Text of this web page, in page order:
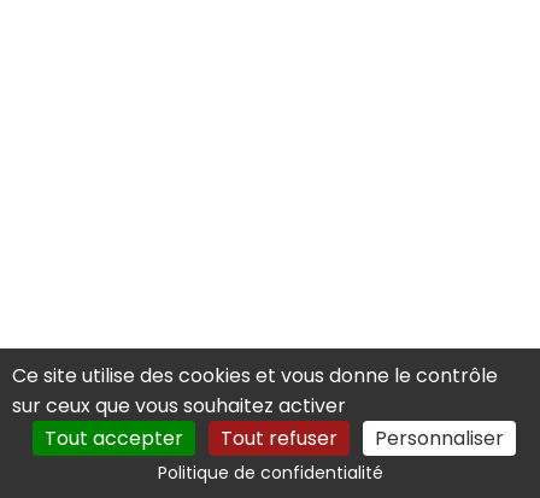
Ce site utilise des cookies et vous donne le contrôle
sur ceux que vous souhaitez activer
Tout accepter
Tout refuser Personnaliser
Politique de confidentialité